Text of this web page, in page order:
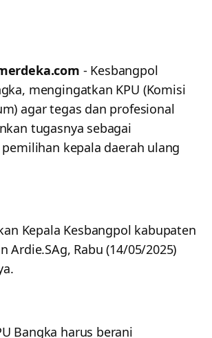
- Kesbangpol
mengingatkan KPU (Komisi
agar tegas dan profesional
tugasnya sebagai
kepala daerah ulang
Kepala Kesbangpol kabupaten
Ardie.SAg, Rabu (14/05/2025)
Bangka harus berani